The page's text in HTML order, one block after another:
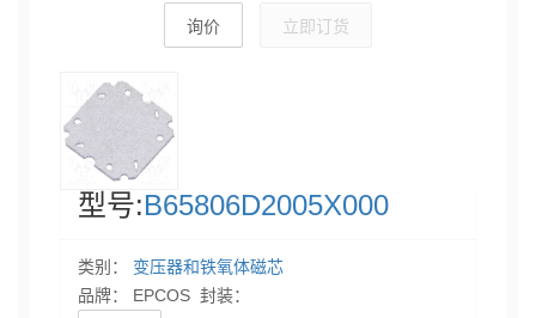
询价 立即订货
型号:B65806D2005X000
类别： 变压器和铁氧体磁芯
品牌： EPCOS 封装：